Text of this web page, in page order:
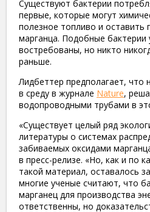
Существуют бактерии
первые, которые могут
полезное топливо и оставить
марганца. Подобные бактерии
востребованы, но никто
раньше.
Лидбеттер предполагает, что
в среду в журнале Nature,
водопроводными трубами в
«Существует целый ряд
литературы о системах
забиваемых оксидами
в пресс-релизе. «Но, как и по
такой материал, оставалось
многие ученые считают, что
марганец для производства
ответственны, но